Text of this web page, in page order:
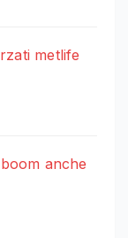
metlife
anche